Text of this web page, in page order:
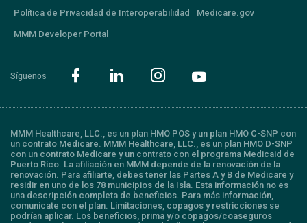
Política de Privacidad de Interoperabilidad Medicare.gov
MMM Developer Portal
Síguenos
MMM Healthcare, LLC., es un plan HMO POS y un plan HMO C-SNP con
un contrato Medicare. MMM Healthcare, LLC., es un plan HMO D-SNP
con un contrato Medicare y un contrato con el programa Medicaid de
Puerto Rico. La afiliación en MMM depende de la renovación de la
renovación. Para afiliarte, debes tener las Partes A y B de Medicare y
residir en uno de los 78 municipios de la Isla. Esta información no es
una descripción completa de beneficios. Para más información,
comunícate con el plan. Limitaciones, copagos y restricciones se
podrían aplicar. Los beneficios, prima y/o copagos/coaseguros